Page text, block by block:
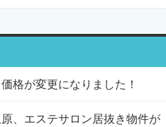
格が変更になりました！
、エステサロン居抜き物件が